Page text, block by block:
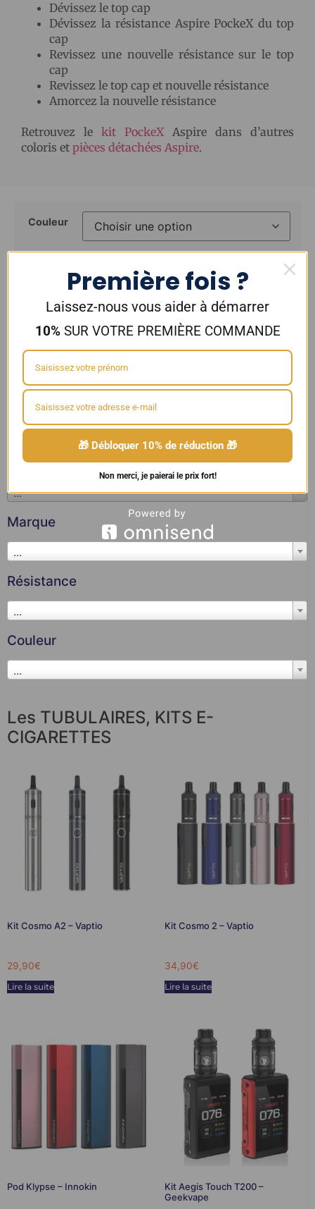
Dévissez le top cap
Dévissez la résistance Aspire PockeX du top
cap
Revissez une nouvelle résistance sur le top
cap
Revissez le top cap et nouvelle résistance
Amorcez la nouvelle résistance
Retrouvez le kit PockeXAspire dans d’autres
coloris et pièces détachées Aspire.
Couleur
Découvrez aussi dans la même gamme
Saveur
...
Marque
...
Résistance
...
Couleur
...
Les TUBULAIRES, KITS E-
CIGARETTES
Kit Cosmo A2 – Vaptio
29,90€
Lire la suite
Kit Cosmo 2 – Vaptio
34,90€
Lire la suite
Pod Klypse – Innokin
Kit Aegis Touch T200 –
Geekvape
Première fois ?
Laissez-nous vous aider à démarrer
10%SUR VOTRE PREMIÈRE COMMANDE
🎁 Débloquer 10% de réduction 🎁
Non merci, je paierai le prix fort!